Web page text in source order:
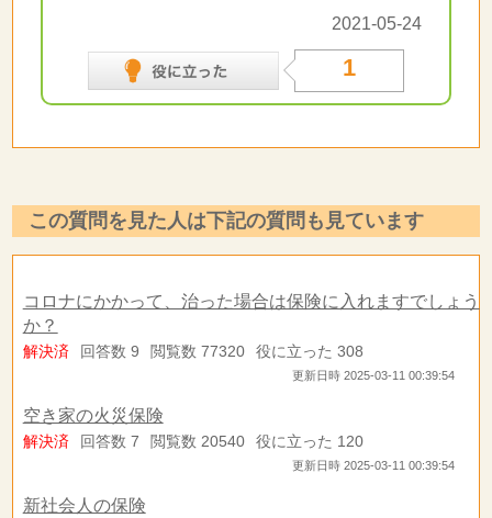
2021-05-24
1
この質問を見た人は下記の質問も見ています
コロナにかかって、治った場合は保険に入れますでしょう
か？
解決済 回答数 9 閲覧数 77320 役に立った 308
更新日時 2025-03-11 00:39:54
空き家の火災保険
解決済 回答数 7 閲覧数 20540 役に立った 120
更新日時 2025-03-11 00:39:54
新社会人の保険